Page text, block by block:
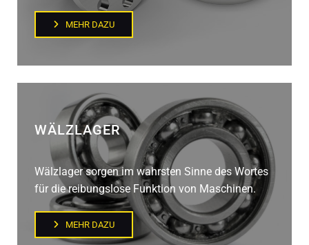
MEHR DAZU
WÄLZLAGER
Wälzlager sorgen im wahrsten Sinne des Wortes
für die reibungslose Funktion von Maschinen.
MEHR DAZU